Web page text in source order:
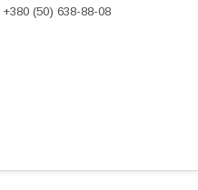
+380 (50) 638-88-08